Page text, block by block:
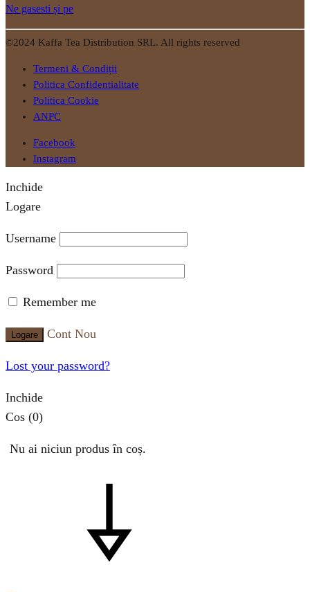
Ne gasesti și pe
©2024 Kaffa Tea Distribution SRL. All rights reserved
Termeni & Condiții
Politica Confidentialitate
Politica Cookie
ANPC
Facebook
Instagram
Inchide
Logare
Username
Password
Remember me
Logare Cont Nou
Lost your password?
Inchide
Cos (0)
Nu ai niciun produs în coș.